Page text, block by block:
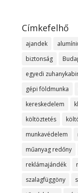
Címkefelhő
ajandek
biztonság
egyedi
gépi földmunka
kereskedelem
költöztetés
munkavédelem
műanyag redőny
reklámajándék
szalagfüggöny